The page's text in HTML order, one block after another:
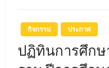
กิจกรรม ประกาศ
ปฏิทินการศึก